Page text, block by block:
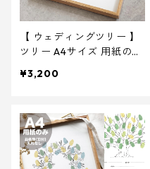
【 ウェディングツリー 】
ツリー A4サイズ 用紙のみ
¥3,200